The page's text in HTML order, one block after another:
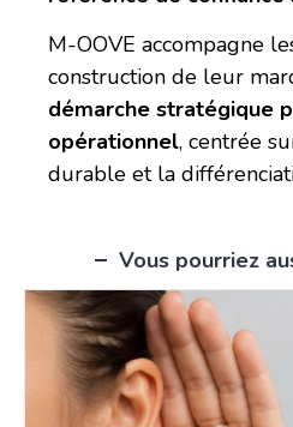
M-OOVE accompagne
construction de leur
démarche stratégique
opérationnel, centrée
durable et la
Vous pourriez